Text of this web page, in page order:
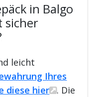
in Balgo
sicher
leicht
Ihres
diese hier
. Die